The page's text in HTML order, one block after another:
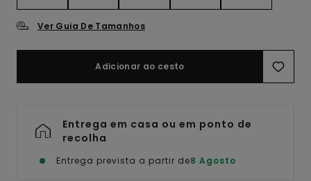
Ver Guia De Tamanhos
Adicionar ao cesto
Entrega em casa ou em ponto de
recolha
Entrega prevista a partir de8 Agosto